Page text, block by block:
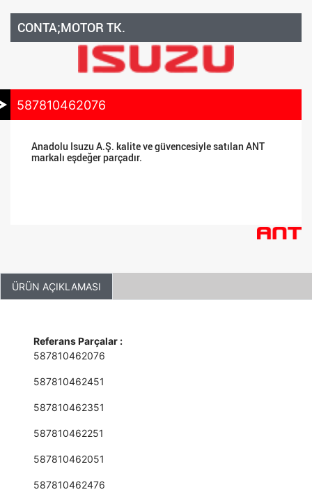
CONTA;MOTOR TK.
587810462076
Anadolu Isuzu A.Ş. kalite ve güvencesiyle satılan ANT
markalı eşdeğer parçadır.
ÜRÜN AÇIKLAMASI
Referans Parçalar :
587810462076
587810462451
587810462351
587810462251
587810462051
587810462476